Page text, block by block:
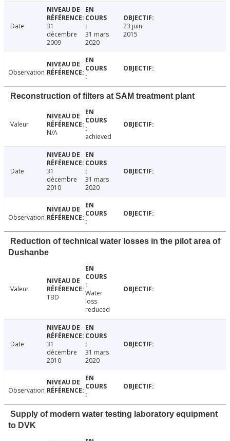
Date
31
décembre
2009
31 mars
2020
23 juin
2015
Observation
Reconstruction of filters at SAM treatment plant
Valeur
N/A
achieved
Date
31
décembre
2010
31 mars
2020
Observation
Reduction of technical water losses in the pilot area of
Dushanbe
Valeur
TBD
Water
loss
reduced
Date
31
décembre
2010
31 mars
2020
Observation
Supply of modern water testing laboratory equipment
to DVK